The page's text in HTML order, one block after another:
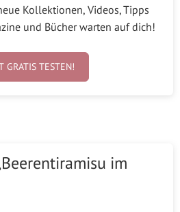
Kollektionen, Videos, Tipps
und Bücher warten auf dich!
GRATIS TESTEN!
im